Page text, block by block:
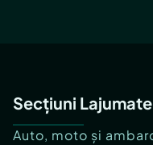
Secțiuni Lajumate
Auto, moto și